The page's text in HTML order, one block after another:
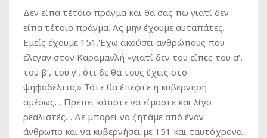
Δεν είπα τέτοιο πράγμα και θα σας πω γιατί δεν
είπα τέτοιο πράγμα. Ας μην έχουμε αυταπάτες.
Εμείς έχουμε 151.Έχω ακούσει ανθρώπους που
έλεγαν στον Καραμανλή «γιατί δεν του είπες του α’,
του β’, του γ’, ότι δε θα τους έχεις στο
ψηφοδέλτιο;» Τότε θα έπεφτε η κυβέρνηση
αμέσως… Πρέπει κάποτε να είμαστε και λίγο
ρεαλιστές… Δε μπορεί να ζητάμε από έναν
άνθρωπο και να κυβερνήσει με 151 και ταυτόχρονα